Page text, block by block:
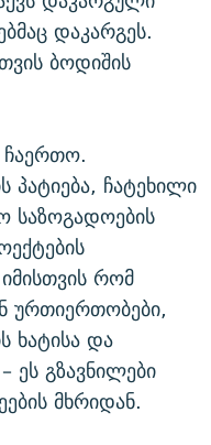
დაკარგეს.
ბოდიშის
ჩაერთო.
პატიება, ჩატეხილი
საზოგადოების
რომ
ურთიერთობები,
ხატისა და
ეს გზავნილები
მხრიდან.